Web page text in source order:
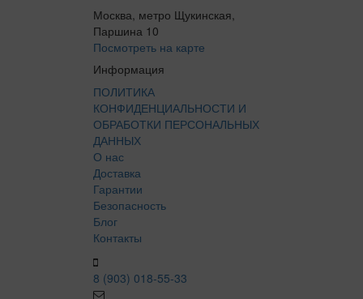
Москва, метро Щукинская,
Паршина 10
Посмотреть на карте
Информация
ПОЛИТИКА
КОНФИДЕНЦИАЛЬНОСТИ И
ОБРАБОТКИ ПЕРСОНАЛЬНЫХ
ДАННЫХ
О нас
Доставка
Гарантии
Безопасность
Блог
Контакты
8 (903) 018-55-33